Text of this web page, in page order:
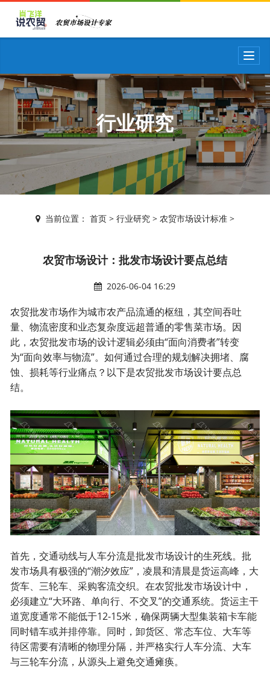
T
o
g
g
l
e
n
a
v
i
g
行业研究
当前位置： 首页> 行业研究> 农贸市场设计标准>
农贸市场设计：批发市场设计要点总结
2026-06-04 16:29
农贸批发市场作为城市农产品流通的枢纽，其空间吞吐
量、物流密度和业态复杂度远超普通的零售菜市场。因
此，农贸批发市场的设计逻辑必须由“面向消费者”转变
为“面向效率与物流”。如何通过合理的规划解决拥堵、腐
蚀、损耗等行业痛点？以下是农贸批发市场设计要点总
结。
首先，交通动线与人车分流是批发市场设计的生死线。批
发市场具有极强的“潮汐效应”，凌晨和清晨是货运高峰，大
货车、三轮车、采购客流交织。在农贸批发市场设计中，
必须建立“大环路、单向行、不交叉”的交通系统。货运主干
道宽度通常不能低于12-15米，确保两辆大型集装箱卡车能
同时错车或并排停靠。同时，卸货区、常态车位、大车等
待区需要有清晰的物理分隔，并严格实行人车分流、大车
与三轮车分流，从源头上避免交通瘫痪。